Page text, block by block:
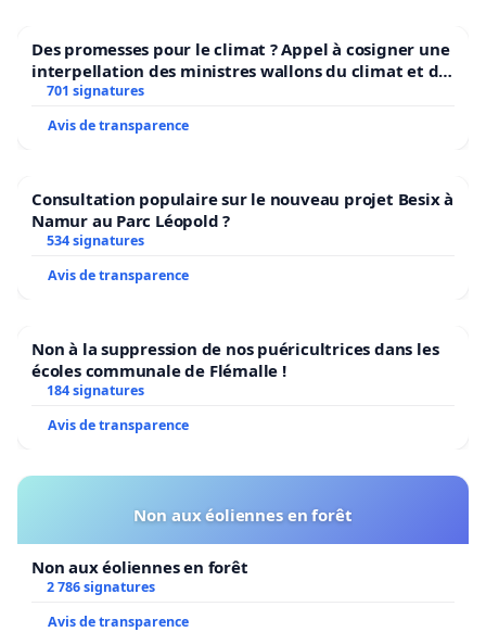
Des promesses pour le climat ? Appel à cosigner une
interpellation des ministres wallons du climat et de
l’environnement.
701 signatures
Avis de transparence
Consultation populaire sur le nouveau projet Besix à
Namur au Parc Léopold ?
534 signatures
Avis de transparence
Non à la suppression de nos puéricultrices dans les
écoles communale de Flémalle !
184 signatures
Avis de transparence
Non aux éoliennes en forêt
Non aux éoliennes en forêt
2 786 signatures
Avis de transparence